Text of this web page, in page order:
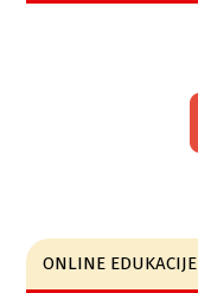
ONLINE EDUKACIJE